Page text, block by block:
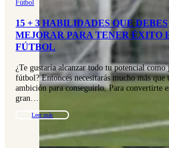
Fútbol
15 + 3 HABILIDADES QUE DEBES
MEJORAR PARA TENER ÉXITO
FÚTBOL
¿Te gustaría alcanzar todo tu potencial como
fútbol? Entonces necesitarás mucho más que
ambición para conseguirlo. Para convertirte
gran…
Leer más